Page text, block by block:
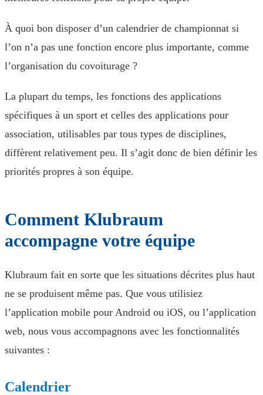
À quoi bon disposer d’un calendrier de championnat si
l’on n’a pas une fonction encore plus importante, comme
l’organisation du covoiturage ?
La plupart du temps, les fonctions des applications
spécifiques à un sport et celles des applications pour
association, utilisables par tous types de disciplines,
diffèrent relativement peu. Il s’agit donc de bien définir les
priorités propres à son équipe.
Comment Klubraum
accompagne votre équipe
Klubraum fait en sorte que les situations décrites plus haut
ne se produisent même pas. Que vous utilisiez
l’application mobile pour Android ou iOS, ou l’application
web, nous vous accompagnons avec les fonctionnalités
suivantes :
Calendrier